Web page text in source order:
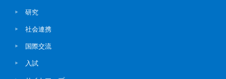
研究
社会連携
国際交流
入試